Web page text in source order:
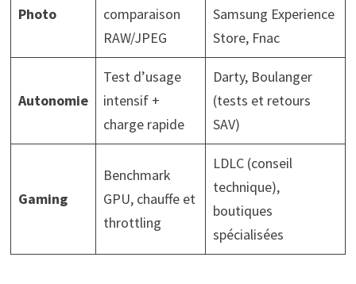
Photo
comparaison
RAW/JPEG
Samsung Experience
Store, Fnac
Autonomie
Test d’usage
intensif +
charge rapide
Darty, Boulanger
(tests et retours
SAV)
Gaming
Benchmark
GPU, chauffe et
throttling
LDLC (conseil
technique),
boutiques
spécialisées